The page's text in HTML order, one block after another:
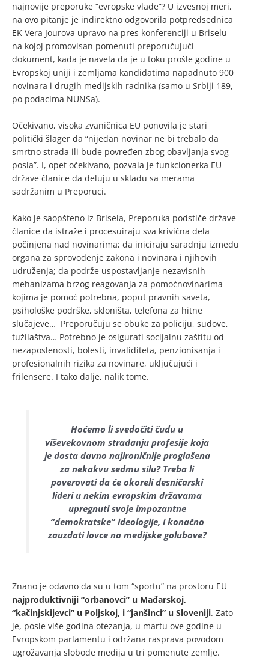
najnovije preporuke “evropske vlade”? U izvesnoj meri,
na ovo pitanje je indirektno odgovorila potpredsednica
EK Vera Jourova upravo na pres konferenciji u Briselu
na kojoj promovisan pomenuti preporučujući
dokument, kada je navela da je u toku prošle godine u
Evropskoj uniji i zemljama kandidatima napadnuto 900
novinara i drugih medijskih radnika (samo u Srbiji 189,
po podacima NUNSa).
Očekivano, visoka zvaničnica EU ponovila je stari
politički šlager da “nijedan novinar ne bi trebalo da
smrtno strada ili bude povređen zbog obavljanja svog
posla”. I, opet očekivano, pozvala je funkcionerka EU
države članice da deluju u skladu sa merama
sadržanim u Preporuci.
Kako je saopšteno iz Brisela, Preporuka podstiče države
članice da istraže i procesuiraju sva krivična dela
počinjena nad novinarima; da iniciraju saradnju između
organa za sprovođenje zakona i novinara i njihovih
udruženja; da podrže uspostavljanje nezavisnih
mehanizama brzog reagovanja za pomoćnovinarima
kojima je pomoć potrebna, poput pravnih saveta,
psihološke podrške, skloništa, telefona za hitne
slučajeve… Preporučuju se obuke za policiju, sudove,
tužilaštva… Potrebno je osigurati socijalnu zaštitu od
nezaposlenosti, bolesti, invaliditeta, penzionisanja i
profesionalnih rizika za novinare, uključujući i
frilensere. I tako dalje, nalik tome.
Hoćemo li svedočiti čudu u
viševekovnom stradanju profesije koja
je dosta davno najironičnije proglašena
za nekakvu sedmu silu? Treba li
poverovati da će okoreli desničarski
lideri u nekim evropskim državama
upregnuti svoje impozantne
“demokratske” ideologije, i konačno
zauzdati lovce na medijske golubove?
Znano je odavno da su u tom “sportu” na prostoru EU
najproduktivniji “orbanovci” u Mađarskoj,
“kačinjskijevci” u Poljskoj, i “janšinci” u Sloveniji. Zato
je, posle više godina otezanja, u martu ove godine u
Evropskom parlamentu i održana rasprava povodom
ugrožavanja slobode medija u tri pomenute zemlje.